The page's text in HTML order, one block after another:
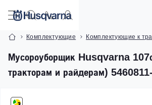
Комплектующие Комплектующие к
Мусороуборщик Husqvarna
тракторам и райдерам)